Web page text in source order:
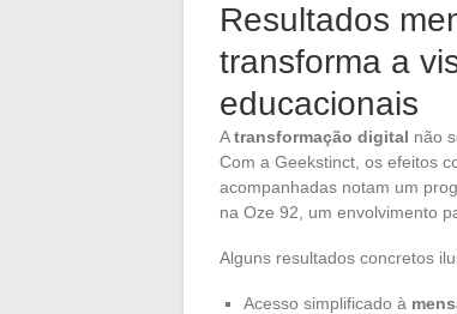
Resultados
transforma a
educacionais
Atransformação digital não
Com a Geekstinct, os efeitos
acompanhadas notam um
na Oze 92, um envolvimento
Alguns resultados concretos
Acesso simplificado à